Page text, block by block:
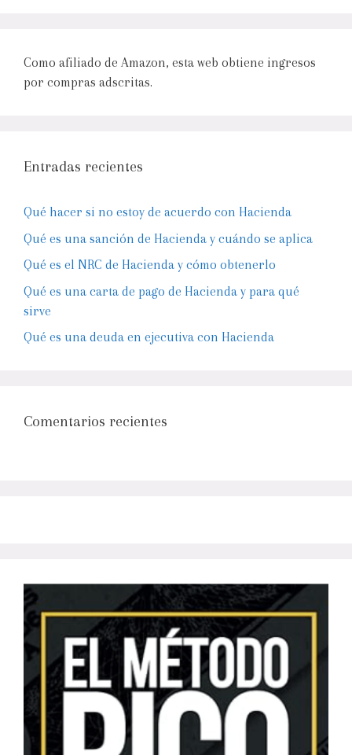
Como afiliado de Amazon, esta web obtiene ingresos
por compras adscritas.
Entradas recientes
Qué hacer si no estoy de acuerdo con Hacienda
Qué es una sanción de Hacienda y cuándo se aplica
Qué es el NRC de Hacienda y cómo obtenerlo
Qué es una carta de pago de Hacienda y para qué
sirve
Qué es una deuda en ejecutiva con Hacienda
Comentarios recientes